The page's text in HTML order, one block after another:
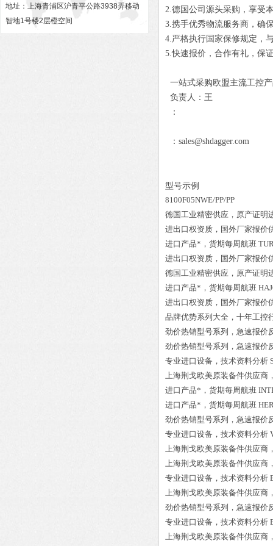
地址：上海青浦区沪青平公路3938弄移动
智地1号楼2层橙空间
2.德国公司源头采购，享受
3.携手优秀物流服务商，确
4.严格执行国家保修规定，
5.快速报价，合作有礼，保
一站式采购欧盟主流工控
负责人：王
：
：sales@shdagger.com
型号示例
8100F05NWE/PP/PP
德国工业精密供应，原产证明
进出口权资质，国外厂家报价
进口产品*，货期每周航班
进出口权资质，国外厂家报价
德国工业精密供应，原产证明
进口产品*，货期每周航班
进出口权资质，国外厂家报价
品牌优势系列大全，十年工控
劲价热销型号系列，急速报价
劲价热销型号系列，急速报价
专业进口设备，技术资料分析
上海荆戈欧美原装备件供应商
进口产品*，货期每周航班
进口产品*，货期每周航班
劲价热销型号系列，急速报价
专业进口设备，技术资料分析
上海荆戈欧美原装备件供应商
上海荆戈欧美原装备件供应商
专业进口设备，技术资料分析
上海荆戈欧美原装备件供应商
劲价热销型号系列，急速报价
专业进口设备，技术资料分析
上海荆戈欧美原装备件供应商